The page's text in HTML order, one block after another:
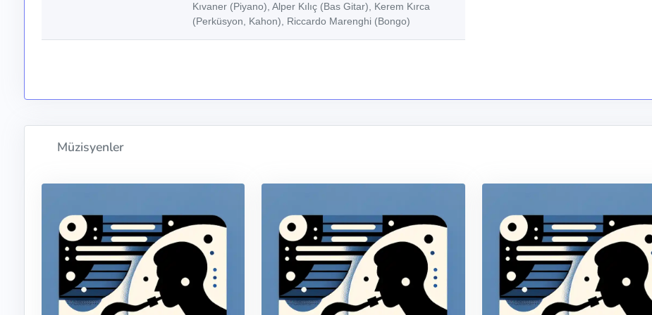
Kıvaner (Piyano), Alper Kılıç (Bas Gitar), Kerem Kırca
(Perküsyon, Kahon), Riccardo Marenghi (Bongo)
Müzisyenler